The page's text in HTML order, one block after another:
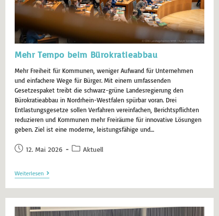
Mehr Tempo beim Bürokratieabbau
Mehr Freiheit für Kommunen, weniger Aufwand für Unternehmen
und einfachere Wege für Bürger. Mit einem umfassenden
Gesetzespaket treibt die schwarz-grüne Landesregierung den
Bürokratieabbau in Nordrhein-Westfalen spürbar voran. Drei
Entlastungsgesetze sollen Verfahren vereinfachen, Berichtspflichten
reduzieren und Kommunen mehr Freiräume für innovative Lösungen
geben. Ziel ist eine moderne, leistungsfähige und…
12. Mai 2026 Aktuell
Weiterlesen